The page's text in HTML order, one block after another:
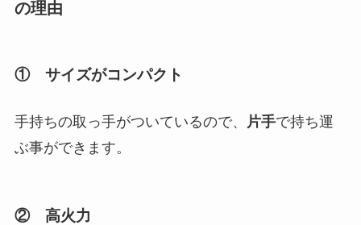
の理由
① サイズがコンパクト
手持ちの取っ手がついているので、 片手で持ち運
ぶ事ができます。
② 高火力